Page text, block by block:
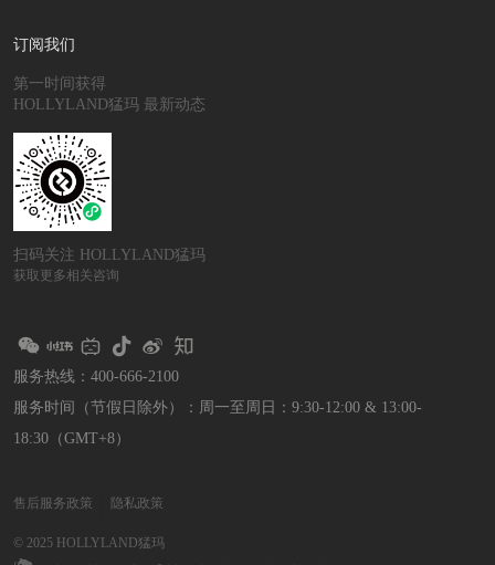
订阅我们
第一时间获得
HOLLYLAND猛玛 最新动态
扫码关注 HOLLYLAND猛玛
获取更多相关咨询
服务热线：400-666-2100
服务时间（节假日除外）： 周一至周日：9:30-12:00 & 13:00-
18:30（GMT+8）
售后服务政策 隐私政策
© 2025 HOLLYLAND猛玛